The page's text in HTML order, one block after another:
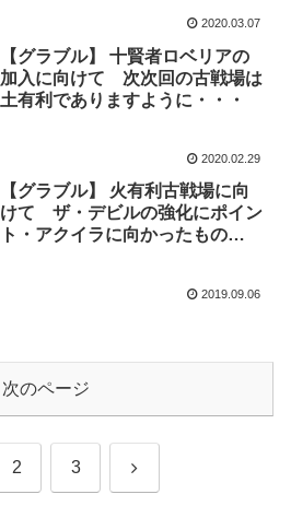
2020.03.07
【グラブル】 十賢者ロベリアの
加入に向けて 次次回の古戦場は
土有利でありますように・・・
2020.02.29
【グラブル】 火有利古戦場に向
けて ザ・デビルの強化にポイン
ト・アクイラに向かったもの
2019.09.06
次のページ
2 3 次